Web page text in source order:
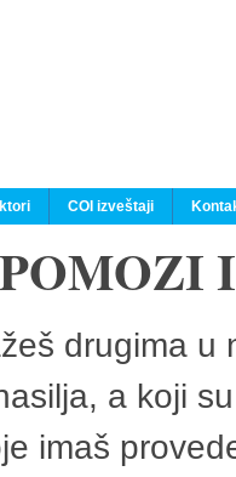
COI izveštaji
POMOZI
drugima
a koji
imaš